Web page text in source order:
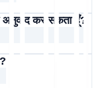
अनुवाद कर सकता हूँ?